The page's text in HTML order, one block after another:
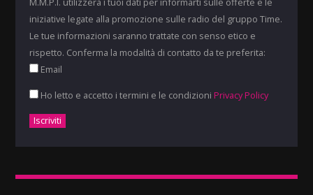
iniziative legate alla promozione sulle radio del gruppo Time.
Le tue informazioni saranno trattate con senso etico e
rispetto. Conferma la modalità di contatto da te preferita:
Email
Ho letto e accetto i termini e le condizioni Privacy Policy